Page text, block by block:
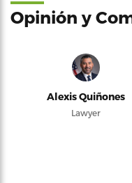
Opinión y
Alexis Quiñones
Lawyer